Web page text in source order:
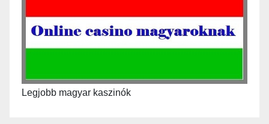
Legjobb magyar kaszinók